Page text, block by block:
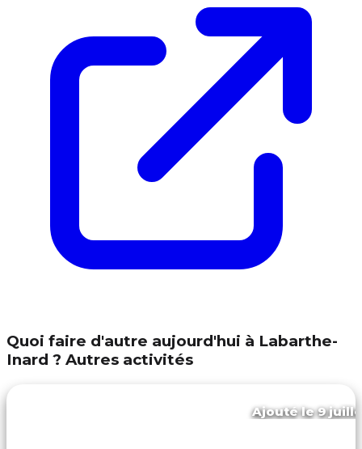
Quoi faire d'autre aujourd'hui à Labarthe-
Inard ? Autres activités
Ajouté le 9